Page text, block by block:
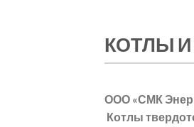
КОТЛЫ
ООО «СМК
Котлы